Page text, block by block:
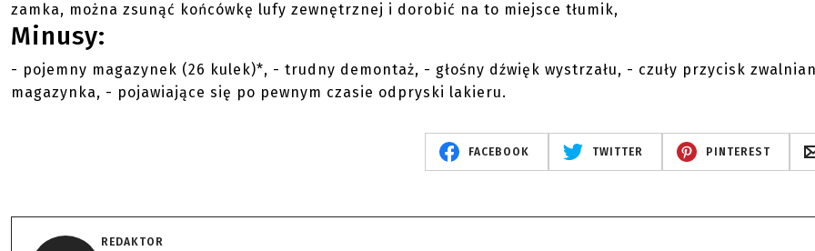
zamka, można zsunąć końcówkę lufy zewnętrznej i dorobić na to miejsce tłumik,
Minusy:
- pojemny magazynek (26 kulek)*, - trudny demontaż, - głośny dźwięk wystrzału, - czuły przycisk
magazynka, - pojawiające się po pewnym czasie odpryski lakieru.
FACEBOOK TWITTER PINTEREST
REDAKTOR